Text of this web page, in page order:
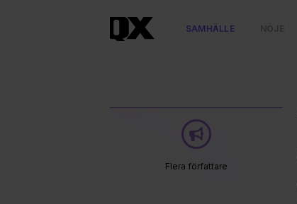
SAMHÄLLE NÖJE
Flera författare